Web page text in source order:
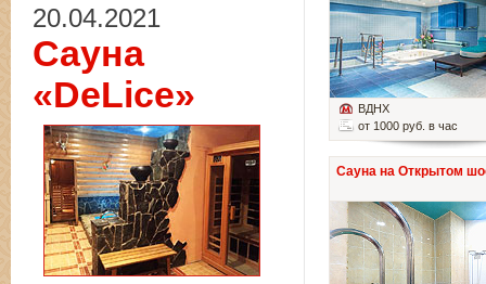
ВДНХ
от 1000 руб. в час
Сауна на Открытом
20.04.2021
Сауна
«DeLice»